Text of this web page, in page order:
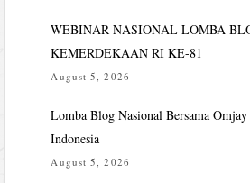
WEBINAR NASIONAL LOMBA
KEMERDEKAAN RI KE-81
August 5, 2026
Lomba Blog Nasional Bersama
Indonesia
August 5, 2026